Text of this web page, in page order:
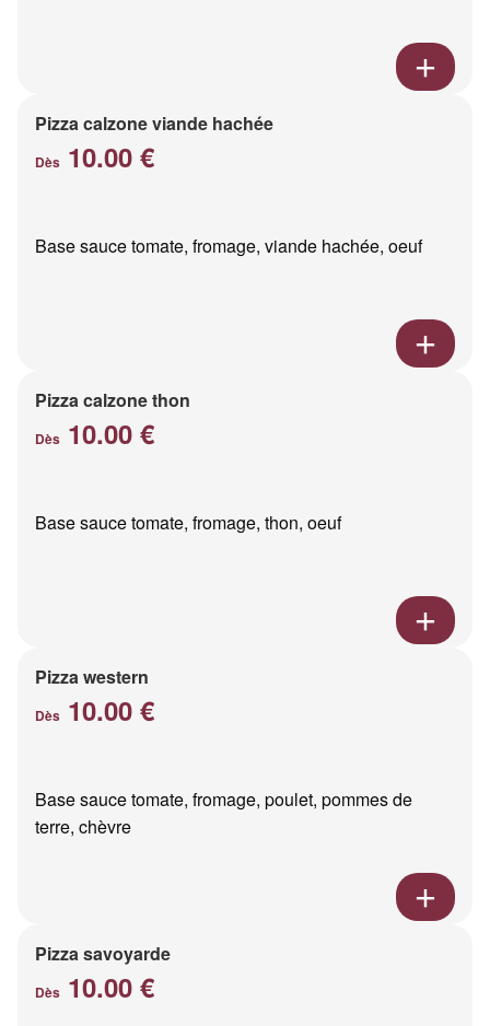
Pizza calzone viande hachée
Dès 10.00 €
Base sauce tomate, fromage, viande hachée, oeuf
Pizza calzone thon
Dès 10.00 €
Base sauce tomate, fromage, thon, oeuf
Pizza western
Dès 10.00 €
Base sauce tomate, fromage, poulet, pommes de
terre, chèvre
Pizza savoyarde
Dès 10.00 €